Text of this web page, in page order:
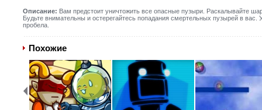
Описание: Вам предстоит уничтожить все опасные пузыри. Раскалывайте
Будьте внимательны и остерегайтесь попадания смертельных пузырей в
пробела.
Похожие